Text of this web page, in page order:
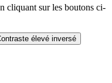
cliquant sur les boutons ci-
élevé inversé